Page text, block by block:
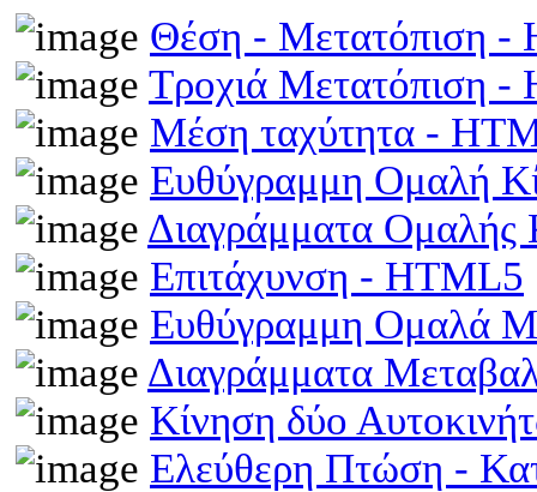
Θέση - Μετατόπιση -
Τροχιά Μετατόπιση -
Μέση ταχύτητα -
Ευθύγραμμη Ομαλή
Διαγράμματα
Επιτάχυνση - HTML5
Ευθύγραμμη Ομαλά
Διαγράμματα
Κίνηση δύο
Ελεύθερη Πτώση -